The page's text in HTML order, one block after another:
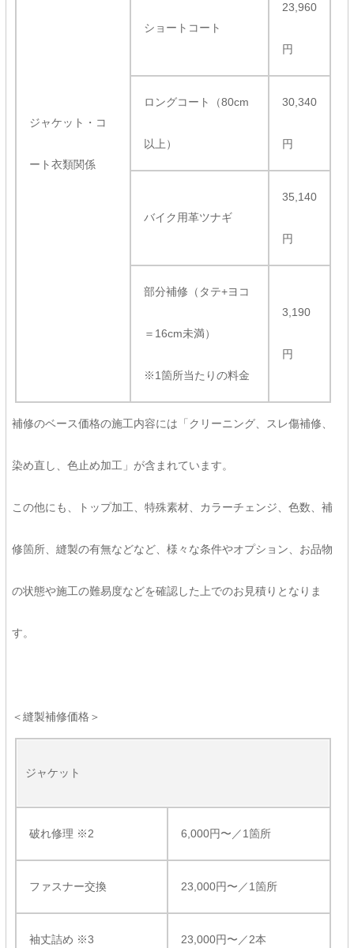
ジャケット・コ
ート衣類関係
ショートコート
23,960
円
ロングコート（80cm
以上）
30,340
円
バイク用革ツナギ
35,140
円
部分補修（タテ+ヨコ
＝16cm未満）
※1箇所当たりの料金
3,190
円
補修のベース価格の施工内容には「クリーニング、スレ傷補修、
染め直し、色止め加工」が含まれています。
この他にも、トップ加工、特殊素材、カラーチェンジ、色数、補
修箇所、縫製の有無などなど、様々な条件やオプション、お品物
の状態や施工の難易度などを確認した上でのお見積りとなりま
す。
＜縫製補修価格＞
ジャケット
破れ修理 ※2 6,000円〜／1箇所
ファスナー交換 23,000円〜／1箇所
袖丈詰め ※3 23,000円〜／2本